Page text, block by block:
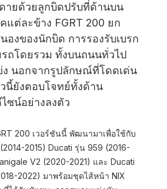
ายด้วยลูกบิดปรับที่ด้านบน
แต่ละข้าง FGRT 200 ยก
องของนักบิด การรองรับเบรก
ถโดยรวม ทั้งบนถนนทั่วไป
นอกจากรูปลักษณ์ที่โดดเด่น
นี้ยังตอบโจทย์ทั้งด้าน
ซน์อย่างลงตัว
200 เวอร์ชันนี้ พัฒนามาเพื่อใช้กับ
2015) Ducati รุ่น 959 (2016-
V2 (2020-2021) และ Ducati
2022) มาพร้อมชุดไส้หน้า NIX